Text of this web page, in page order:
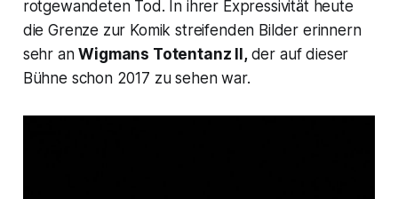
rotgewandeten Tod. In ihrer Expressivität heute
die Grenze zur Komik streifenden Bilder erinnern
sehr anWigmans Totentanz II, der auf dieser
Bühne schon 2017 zu sehen war.